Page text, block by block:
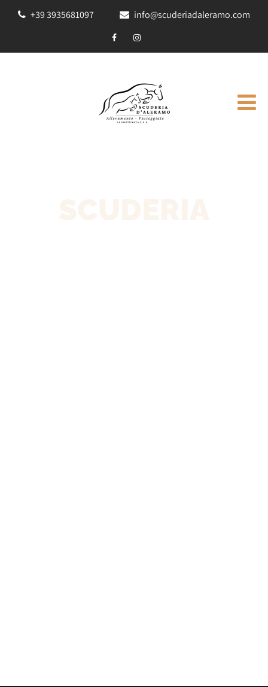
+39 3935681097 info@scuderiadaleramo.com